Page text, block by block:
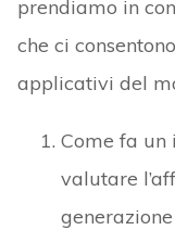
prendiamo in
che ci
applicativi del
Come fa un
valutare